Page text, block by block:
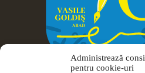
Administrează
pentru cookie-uri